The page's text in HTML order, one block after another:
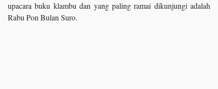
upacara buku klambu dan yang paling ramai dikunjungi adalah
Rabu Pon Bulan Suro.